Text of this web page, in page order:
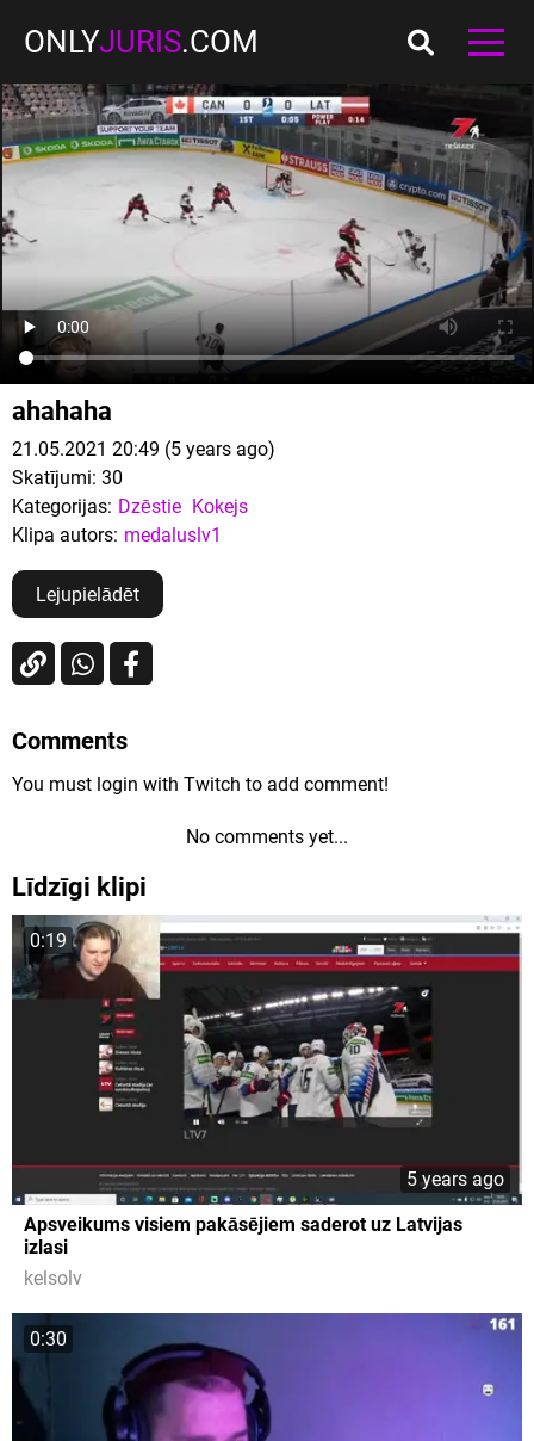
ONLYJURIS.COM
ahahaha
21.05.2021 20:49 (5 years ago)
Skatījumi: 30
Kategorijas: Dzēstie Kokejs
Klipa autors: medaluslv1
Lejupielādēt
Comments
You must login with Twitch to add comment!
No comments yet...
Līdzīgi klipi
0:19
5 years ago
Apsveikums visiem pakāsējiem saderot uz Latvijas
izlasi
kelsolv
0:30